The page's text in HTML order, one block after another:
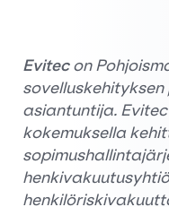
Evitecon
asiantuntija.
kokemuksella